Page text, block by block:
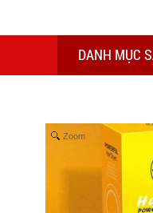
DANH MỤC
Zoom